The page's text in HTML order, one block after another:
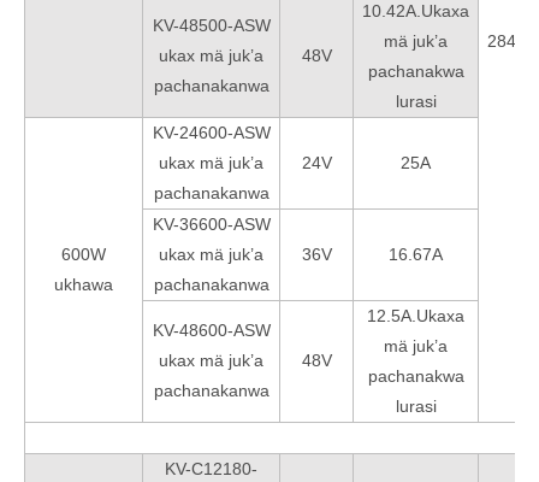
KV-48500-ASW
ukax mä juk’a
pachanakanwa
48V
10.42A.Ukaxa
mä juk’a
pachanakwa
lurasi
600W
ukhawa
KV-24600-ASW
ukax mä juk’a
pachanakanwa
24V 25A
KV-36600-ASW
ukax mä juk’a
pachanakanwa
36V 16.67A
KV-48600-ASW
ukax mä juk’a
pachanakanwa
48V
12.5A.Ukaxa
mä juk’a
pachanakwa
lurasi
KV-C12180-